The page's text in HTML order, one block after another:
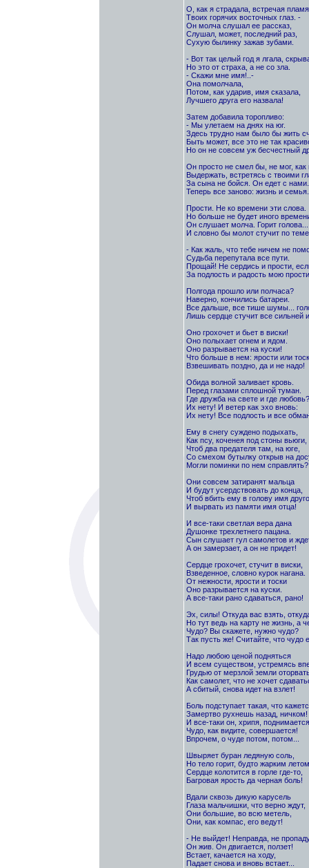
О, как я страдала, встречая пламя
Твоих горячих восточных глаз. -
Он молча слушал ее рассказ,
Слушал, может, последний раз,
Сухую былинку зажав зубами.
- Вот так целый год я лгала,
Но это от страха, а не со зла.
- Скажи мне имя!..-
Она помолчала,
Потом, как ударив, имя сказала,
Лучшего друга его назвала!
Затем добавила торопливо:
- Мы улетаем на днях на юг.
Здесь трудно нам было бы жить
Быть может, все это не так
Но он не совсем уж бесчестный
Он просто не смел бы, не мог, как
Выдержать, встретясь с твоими
За сына не бойся. Он едет с нами.
Теперь все заново: жизнь и семья.
Прости. Не ко времени эти слова.
Но больше не будет иного
Он слушает молча. Горит голова...
И словно бы молот стучит по
- Как жаль, что тебе ничем не
Судьба перепутала все пути.
Прощай! Не сердись и прости,
За подлость и радость мою
Полгода прошло или полчаса?
Наверно, кончились батареи.
Все дальше, все тише шумы...
Лишь сердце стучит все сильней
Оно грохочет и бьет в виски!
Оно полыхает огнем и ядом.
Оно разрывается на куски!
Что больше в нем: ярости или
Взвешивать поздно, да и не надо!
Обида волной заливает кровь.
Перед глазами сплошной туман.
Где дружба на свете и где любовь?
Их нету! И ветер как эхо вновь:
Их нету! Все подлость и все
Ему в снегу суждено подыхать,
Как псу, коченея под стоны вьюги,
Чтоб два предателя там, на юге,
Со смехом бутылку открыв на
Могли поминки по нем
Они совсем затиранят мальца
И будут усердствовать до конца,
Чтоб вбить ему в голову имя
И вырвать из памяти имя отца!
И все-таки светлая вера дана
Душонке трехлетнего пацана.
Сын слушает гул самолетов и
А он замерзает, а он не придет!
Сердце грохочет, стучит в виски,
Взведенное, словно курок нагана.
От нежности, ярости и тоски
Оно разрывается на куски.
А все-таки рано сдаваться, рано!
Эх, силы! Откуда вас взять,
Но тут ведь на карту не жизнь, а
Чудо? Вы скажете, нужно чудо?
Так пусть же! Считайте, что чудо
Надо любою ценой подняться
И всем существом, устремясь
Грудью от мерзлой земли
Как самолет, что не хочет
А сбитый, снова идет на взлет!
Боль подступает такая, что
Замертво рухнешь назад, ничком!
И все-таки он, хрипя,
Чудо, как видите, совершается!
Впрочем, о чуде потом, потом...
Швыряет буран ледяную соль,
Но тело горит, будто жарким
Сердце колотится в горле где-то,
Багровая ярость да черная боль!
Вдали сквозь дикую карусель
Глаза мальчишки, что верно ждут,
Они большие, во всю метель,
Они, как компас, его ведут!
- Не выйдет! Неправда, не
Он жив. Он двигается, ползет!
Встает, качается на ходу,
Падает снова и вновь встает...